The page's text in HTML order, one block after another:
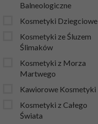
Balneologiczne
Kosmetyki Dziegciowe
Kosmetyki ze Śluzem
Ślimaków
Kosmetyki z Morza
Martwego
Kawiorowe Kosmetyki
Kosmetyki z Całego
Świata